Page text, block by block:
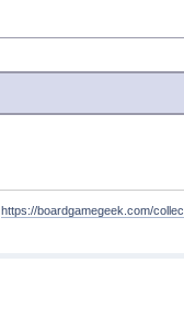
https://boardgamegeek.com/